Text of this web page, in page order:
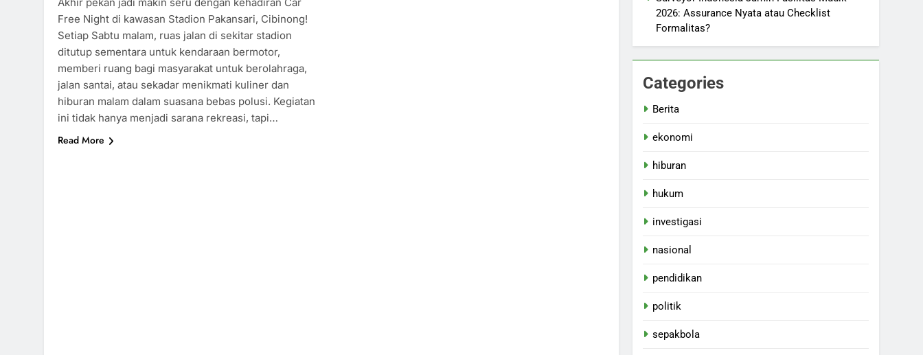
Free Night di kawasan Stadion Pakansari, Cibinong!
Setiap Sabtu malam, ruas jalan di sekitar stadion
ditutup sementara untuk kendaraan bermotor,
memberi ruang bagi masyarakat untuk berolahraga,
jalan santai, atau sekadar menikmati kuliner dan
hiburan malam dalam suasana bebas polusi. Kegiatan
ini tidak hanya menjadi sarana rekreasi, tapi…
Read More
2026: Assurance Nyata atau Checklist
Formalitas?
Categories
Berita
ekonomi
hiburan
hukum
investigasi
nasional
pendidikan
politik
sepakbola